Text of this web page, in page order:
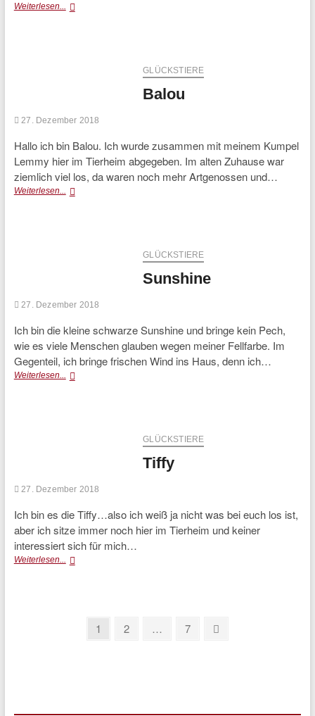
Weiterlesen... Söckchen
GLÜCKSTIERE
Balou
27. Dezember 2018
Hallo ich bin Balou. Ich wurde zusammen mit meinem Kumpel
Lemmy hier im Tierheim abgegeben. Im alten Zuhause war
ziemlich viel los, da waren noch mehr Artgenossen und…
Weiterlesen... Balou
GLÜCKSTIERE
Sunshine
27. Dezember 2018
Ich bin die kleine schwarze Sunshine und bringe kein Pech,
wie es viele Menschen glauben wegen meiner Fellfarbe. Im
Gegenteil, ich bringe frischen Wind ins Haus, denn ich…
Weiterlesen... Sunshine
GLÜCKSTIERE
Tiffy
27. Dezember 2018
Ich bin es die Tiffy…also ich weiß ja nicht was bei euch los ist,
aber ich sitze immer noch hier im Tierheim und keiner
interessiert sich für mich…
Weiterlesen... Tiffy
Seitennummerierung
Page
1 Page
2 … Page
7
Next